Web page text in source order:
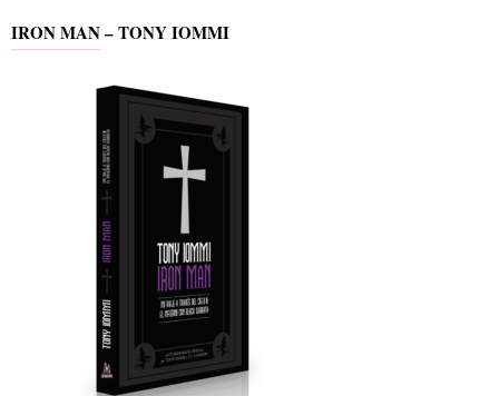
IRON MAN – TONY IOMMI